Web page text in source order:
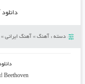
دسته : آهنگ» آهنگ ایرانی»
Beethoven